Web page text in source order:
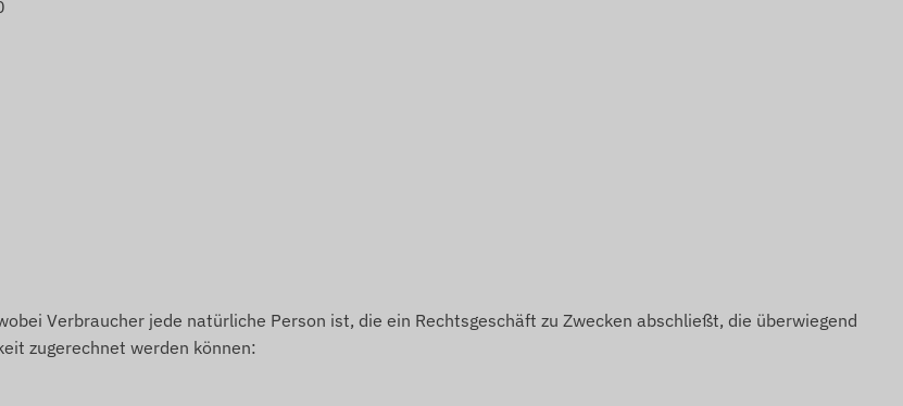
Verbraucher jede natürliche Person ist, die ein Rechtsgeschäft zu Zwecken abschließt, die überwiegend
zugerechnet werden können: